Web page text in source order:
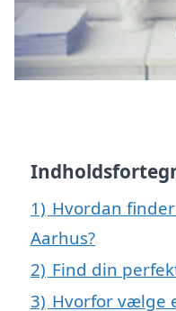
1) Hvordan
Aarhus?
2) Find din
3) Hvorfor vælge